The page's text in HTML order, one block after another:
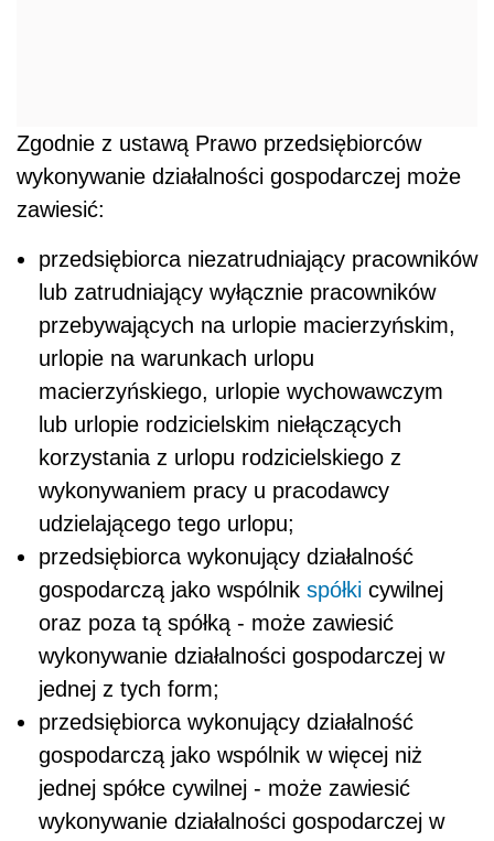
Zgodnie z ustawą Prawo przedsiębiorców
wykonywanie działalności gospodarczej może
zawiesić:
przedsiębiorca niezatrudniający pracowników
lub zatrudniający wyłącznie pracowników
przebywających na urlopie macierzyńskim,
urlopie na warunkach urlopu
macierzyńskiego, urlopie wychowawczym
lub urlopie rodzicielskim niełączących
korzystania z urlopu rodzicielskiego z
wykonywaniem pracy u pracodawcy
udzielającego tego urlopu;
przedsiębiorca wykonujący działalność
gospodarczą jako wspólnik spółki cywilnej
oraz poza tą spółką - może zawiesić
wykonywanie działalności gospodarczej w
jednej z tych form;
przedsiębiorca wykonujący działalność
gospodarczą jako wspólnik w więcej niż
jednej spółce cywilnej - może zawiesić
wykonywanie działalności gospodarczej w